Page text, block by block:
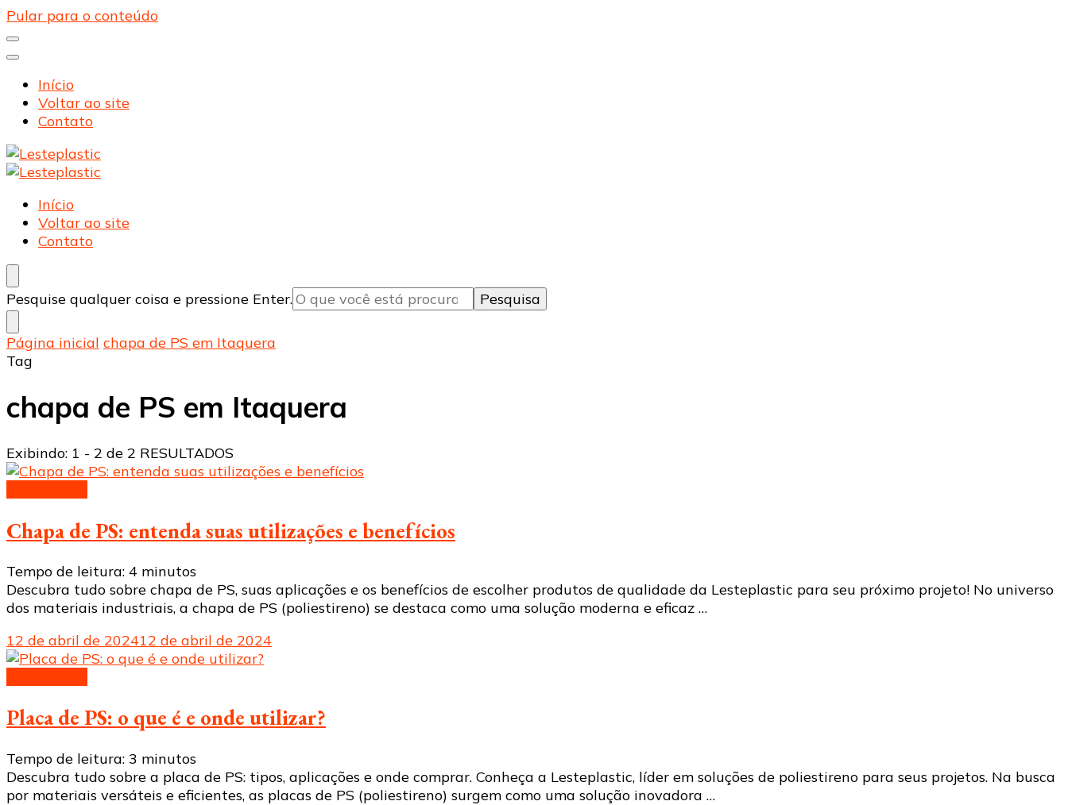
Pular para o conteúdo
Início
Voltar ao site
Contato
Lesteplastic
Blog – Lesteplastic
Lesteplastic
Blog – Lesteplastic
Início
Voltar ao site
Contato
Procurando
algo?
Pesquise qualquer coisa e pressione Enter.
Página inicial chapa de PS em Itaquera
Tag
chapa de PS em Itaquera
Exibindo: 1 - 2 de 2 RESULTADOS
Chapa de PS: entenda suas utilizações e benefícios
Tempo de leitura: 4 minutos
Descubra tudo sobre chapa de PS, suas aplicações e os benefícios de escolher produtos de qualidade da Lesteplastic para seu próximo projeto! No universo
dos materiais industriais, a chapa de PS (poliestireno) se destaca como uma solução moderna e eficaz …
12 de abril de 202412 de abril de 2024
Placa de PS: o que é e onde utilizar?
Tempo de leitura: 3 minutos
Descubra tudo sobre a placa de PS: tipos, aplicações e onde comprar. Conheça a Lesteplastic, líder em soluções de poliestireno para seus projetos. Na busca
por materiais versáteis e eficientes, as placas de PS (poliestireno) surgem como uma solução inovadora …